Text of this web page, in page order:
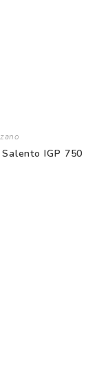
IGP 750